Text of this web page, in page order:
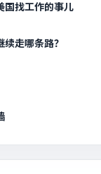
国找工作的事儿
走哪条路？